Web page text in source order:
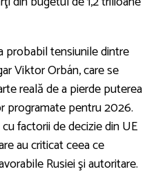
probabil tensiunile dintre
Viktor Orbán, care se
reală de a pierde puterea
programate pentru 2026.
factorii de decizie din UE
au criticat ceea ce
Rusiei şi autoritare.